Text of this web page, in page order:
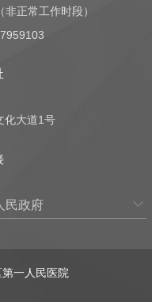
正常工作时段）
化大道1号
民政府
一人民医院